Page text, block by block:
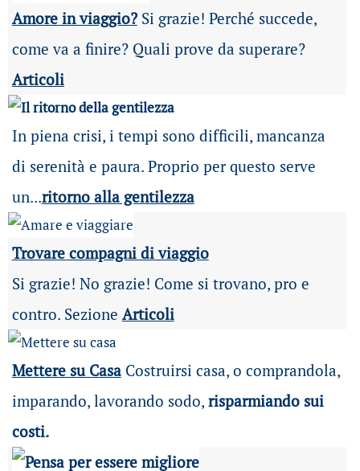
Amore in viaggio?Si grazie! Perché succede,
come va a finire? Quali prove da superare?
Articoli
In piena crisi, i tempi sono difficili, mancanza
di serenità e paura. Proprio per questo serve
un...ritorno alla gentilezza
Trovare compagni di viaggio
Si grazie! No grazie! Come si trovano, pro e
contro. Sezione Articoli
Mettere su Casa Costruirsi casa, o comprandola,
imparando, lavorando sodo, risparmiando sui
costi.